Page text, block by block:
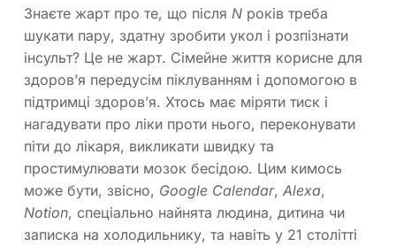
Знаєте жарт про те, що після N років треба
шукати пару, здатну зробити укол і розпізнати
інсульт? Це не жарт. Сімейне життя корисне для
здоров’я передусім піклуванням і допомогою в
підтримці здоров’я. Хтось має міряти тиск і
нагадувати про ліки проти нього, переконувати
піти до лікаря, викликати швидку та
простимулювати мозок бесідою. Цим кимось
може бути, звісно, Google Calendar, Alexa,
Notion, спеціально найнята людина, дитина чи
записка на холодильнику, та навіть у 21 столітті